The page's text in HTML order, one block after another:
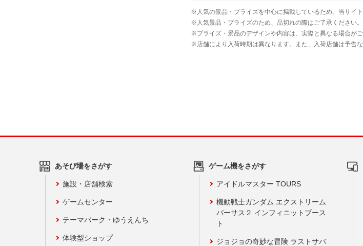
あそび場をさがす
施設・店舗検索
ゲームセンター
テーマパーク・ゆうえんち
体験型ショップ
ゲーム機をさがす
アイドルマスター TOURS
機動戦士ガンダム エクストリーム
バーサス２ インフィニットブース
ト
ジョジョの奇妙な冒険 ラストサバ